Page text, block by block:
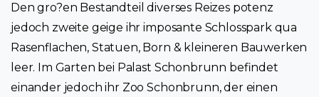
Den gro?en Bestandteil diverses Reizes potenz
jedoch zweite geige ihr imposante Schlosspark qua
Rasenflachen, Statuen, Born & kleineren Bauwerken
leer. Im Garten bei Palast Schonbrunn befindet
einander jedoch ihr Zoo Schonbrunn, der einen